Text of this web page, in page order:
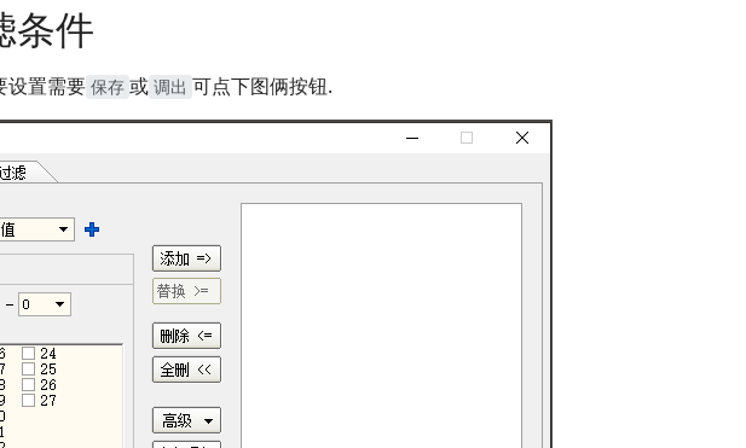
条件
设置需要 保存 或 调出 可点下图俩按钮.